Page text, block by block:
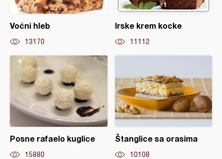
Voćni hleb
13170
Irske krem kocke
11112
Posne rafaelo kuglice
15880
Štanglice sa orasima
10108